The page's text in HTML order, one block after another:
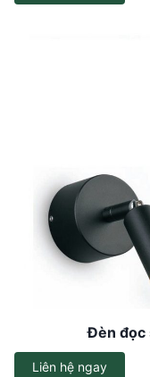
Đèn đọc
Liên hệ ngay